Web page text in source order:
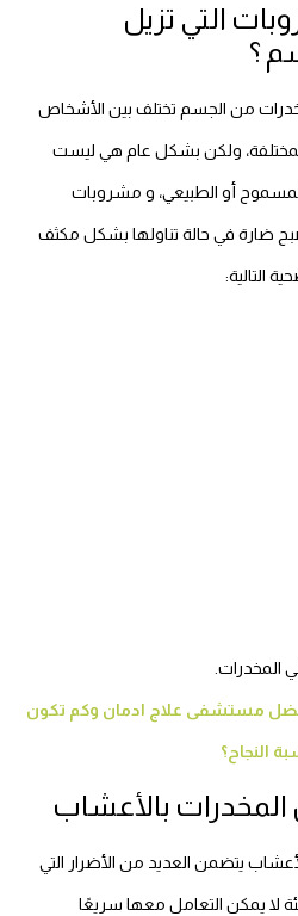
التي تزيل
؟
من الجسم تختلف بين الأشخاص
ولكن بشكل عام هي ليست
أو الطبيعي، و مشروبات
ضارة في حالة تناولها بشكل مكثف
التالية:
المخدرات.
مستشفى علاج ادمان وكم تكون
النجاح؟
بالأعشاب
يتضمن العديد من الأضرار التي
لا يمكن التعامل معها سريعًا